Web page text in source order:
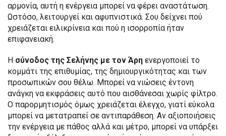
αρμονία, αυτή η ενέργεια μπορεί να φέρει αναστάτωση.
Ωστόσο, λειτουργεί και αφυπνιστικά. Σου δείχνει πού
χρειάζεται ειλικρίνεια και πού η ισορροπία ήταν
επιφανειακή.
Η σύνοδος της Σελήνης με τον Άρη ενεργοποιεί το
κομμάτι της επιθυμίας, της δημιουργικότητας και των
προσωπικών σου θέλω. Μπορεί να νιώσεις έντονη
ανάγκη να εκφράσεις αυτό που αισθάνεσαι χωρίς φίλτρο.
Ο παρορμητισμός όμως χρειάζεται έλεγχο, γιατί εύκολα
μπορεί να μετατραπεί σε αντιπαράθεση. Αν αξιοποιήσεις
την ενέργεια με πάθος αλλά και μέτρο, μπορεί να υπάρξει